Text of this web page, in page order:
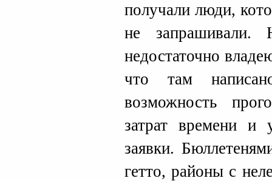
получали люди,
не запрашивали.
недостаточно
что там
возможность
затрат времени и
заявки.
гетто, районы с